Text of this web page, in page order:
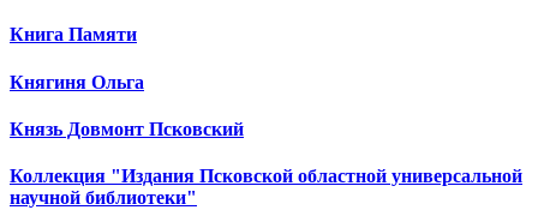
Книга Памяти
Княгиня Ольга
Князь Довмонт Псковский
Коллекция "Издания Псковской областной универсальной
научной библиотеки"